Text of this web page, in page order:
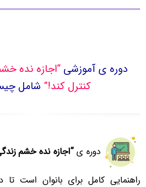
دوره ی آموزشی “اجازه نده
کنترل کند!” شامل
دوره ی“اجازه نده خشم
راهنمایی کامل برای بانوان است